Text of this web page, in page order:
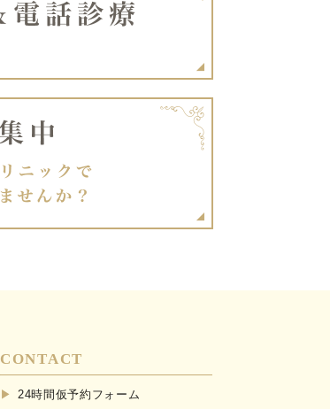
CONTACT
24時間仮予約フォーム